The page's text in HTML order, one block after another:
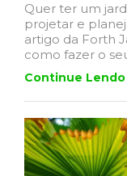
Quer ter um
projetar e
artigo da Forth
como fazer o
Continue Lendo